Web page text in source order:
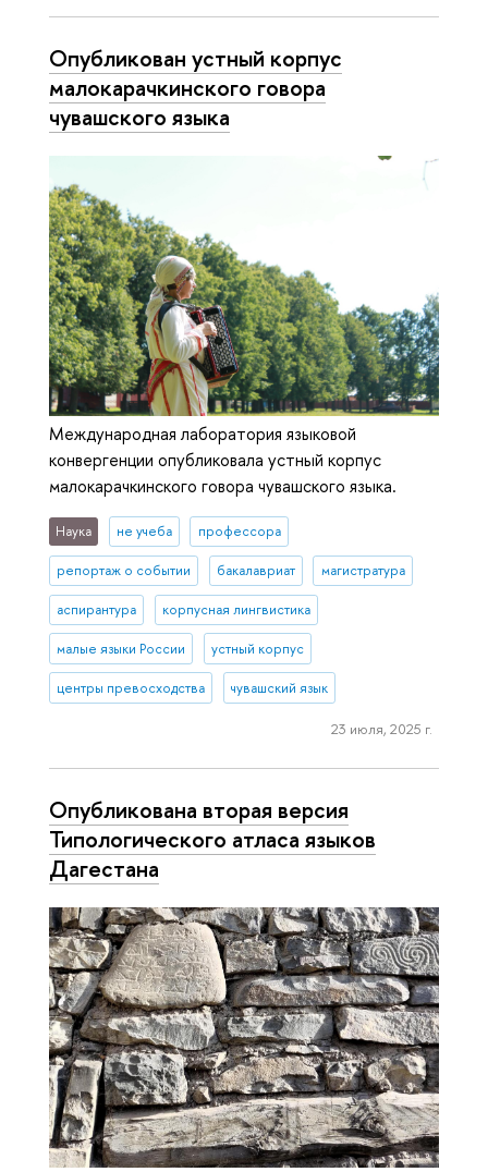
Опубликован устный корпус
малокарачкинского говора
чувашского языка
Международная лаборатория языковой
конвергенции опубликовала устный корпус
малокарачкинского говора чувашского языка.
Наука не учеба профессора
репортаж о событии бакалавриат магистратура
аспирантура корпусная лингвистика
малые языки России устный корпус
центры превосходства чувашский язык
23 июля, 2025 г.
Опубликована вторая версия
Типологического атласа языков
Дагестана